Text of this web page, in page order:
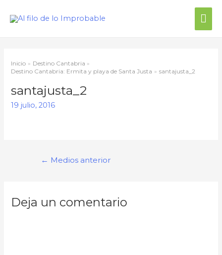
Inicio
Destino Cantabria
Destino Cantabria: Ermita y playa de Santa Justa
santajusta_2
santajusta_2
19 julio, 2016
Navegación
← Medios anterior
Deja un comentario